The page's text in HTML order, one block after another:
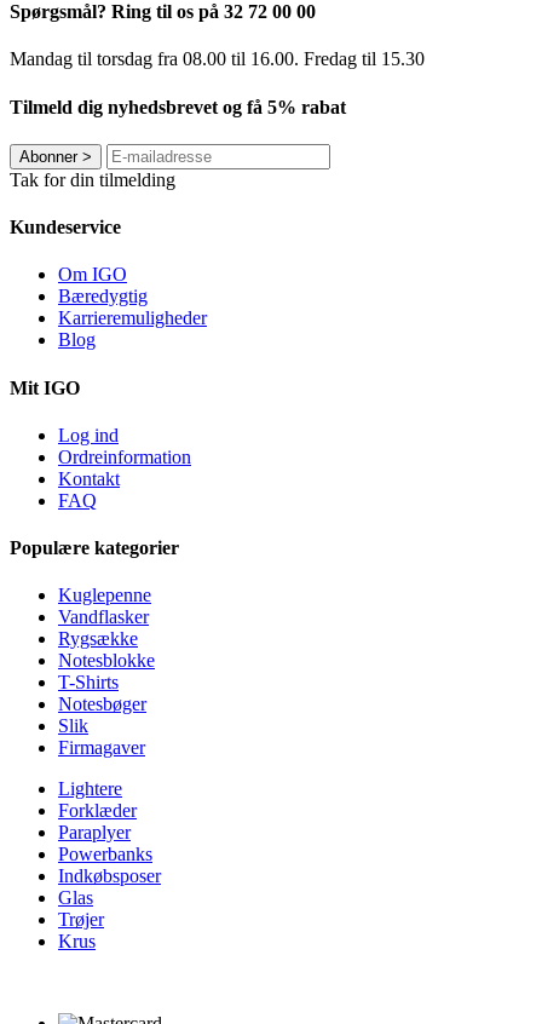
Spørgsmål? Ring til os på 32 72 00 00
Mandag til torsdag fra 08.00 til 16.00. Fredag ​​til 15.30
Tilmeld dig nyhedsbrevet og få 5% rabat
Abonner>
Tak for din tilmelding
Kundeservice
Om IGO
Bæredygtig
Karrieremuligheder
Blog
Mit IGO
Log ind
Ordreinformation
Kontakt
FAQ
Populære kategorier
Kuglepenne
Vandflasker
Rygsække
Notesblokke
T-Shirts
Notesbøger
Slik
Firmagaver
Lightere
Forklæder
Paraplyer
Powerbanks
Indkøbsposer
Glas
Trøjer
Krus